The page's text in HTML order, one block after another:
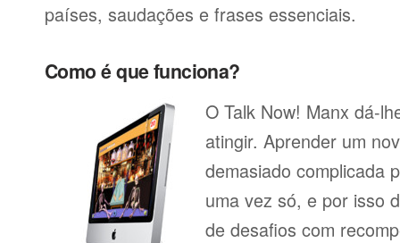
países, saudações e frases essenciais.
Como é que funciona?
O Talk Now! Manx dá-
atingir. Aprender um
demasiado complicada
uma vez só, e por isso
de desafios com